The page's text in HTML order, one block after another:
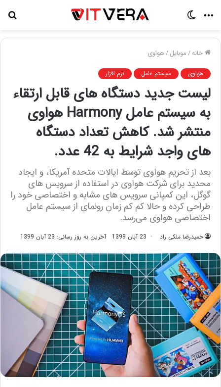
منو
خانه/موبایل/هواوی
هواوی سیستم عامل نرم افزار
لیست جدید دستگاه های قابل ارتقاء
به سیستم عامل Harmony هواوی
منتشر شد. کاهش تعداد دستگاه
های واجد شرایط به 42 عدد.
بعد از تحریم هواوی توسط ایالات متحده آمریکا، و ایجاد
محدید برای شرکت هواوی در استفاده از سرویس های
گوگل، این کمپانی سرویس های مشابه و اختصاصی خود را
طراحی کرده و حالا کم کم زمان رونمای از سیستم عامل
اختصاصی هواوی می‌رسد.
حمیدرضا ملکی راد 23 آبان 1399 آخرین به روز رسانی: 23 آبان 1399